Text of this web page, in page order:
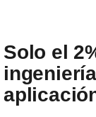
Solo el